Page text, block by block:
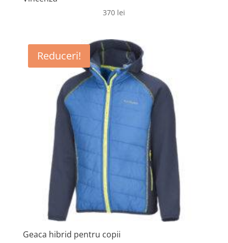
370 lei
Reduceri!
Geaca hibrid pentru copii